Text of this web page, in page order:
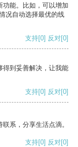
功能。比如，可以增加
况自动选择最优的线
支持[0] 反对[0]
得到妥善解决，让我能
支持[0] 反对[0]
系，分享生活点滴。
支持[0] 反对[0]